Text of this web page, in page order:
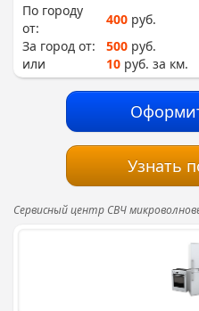
По городу
от:
400 руб.
За город от:
500 руб.
или
10 руб. за км.
Узнать
Сервисный центр СВЧ